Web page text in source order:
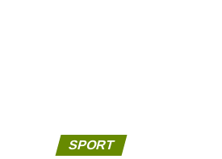
SPORT